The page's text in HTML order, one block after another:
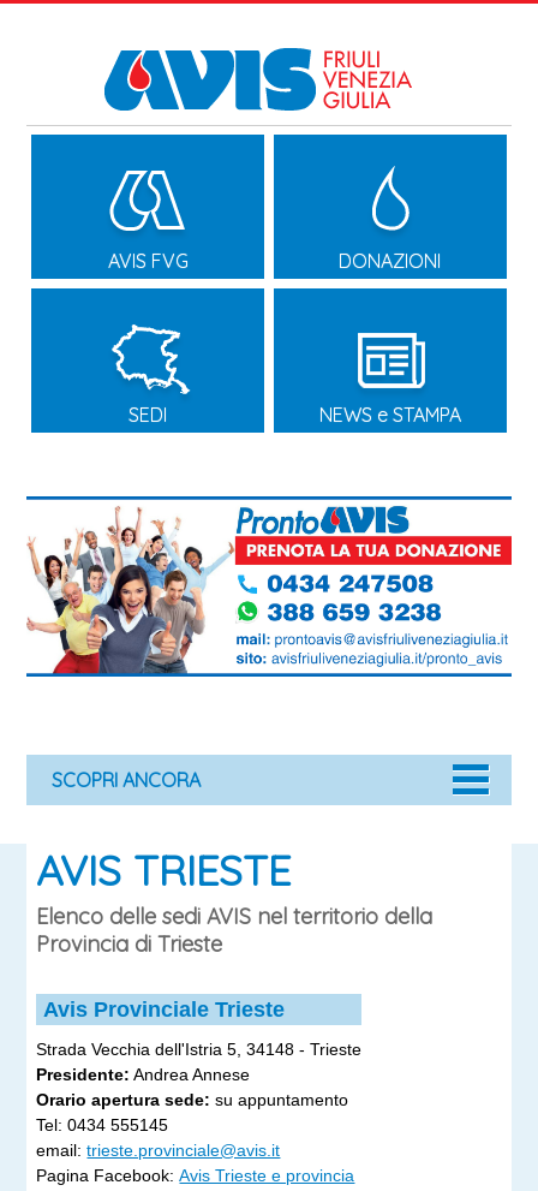
AVIS FVG DONAZIONI
SEDI NEWS e STAMPA
SCOPRI ANCORA
AVIS TRIESTE
Elenco delle sedi AVIS nel territorio della
Provincia di Trieste
Avis Provinciale Trieste
Strada Vecchia dell'Istria 5, 34148 - Trieste
Presidente: Andrea Annese
Orario apertura sede: su appuntamento
Tel: 0434 555145
email:trieste.provinciale@avis.it​
Pagina Facebook:Avis Trieste e provincia